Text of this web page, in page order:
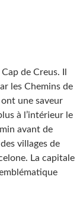
de Creus. Il
les Chemins de
une saveur
à l’intérieur le
avant de
villages de
La capitale